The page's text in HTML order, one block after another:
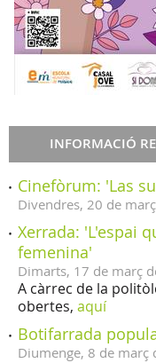
INFORMACIÓ
Cinefòrum: 'Las
Divendres, 20 de març
Xerrada: 'L'espai
femenina'
Dimarts, 17 de març
A càrrec de la
obertes, aquí
Botifarrada
Diumenge, 8 de març